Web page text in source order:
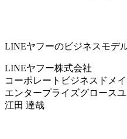
LINEヤフーのビジネスモデ
LINEヤフー株式会社
コーポレートビジネスドメ
エンタープライズグロース
江田 達哉